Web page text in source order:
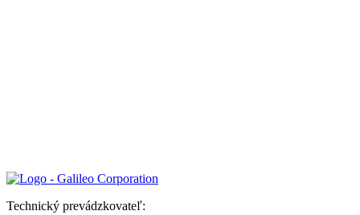
Technický prevádzkovateľ: